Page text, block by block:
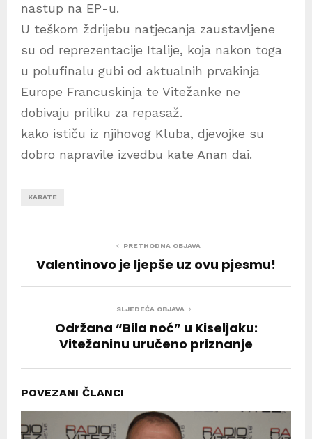
nastup na EP-u.
U teškom ždrijebu natjecanja zaustavljene
su od reprezentacije Italije, koja nakon toga
u polufinalu gubi od aktualnih prvakinja
Europe Francuskinja te Vitežanke ne
dobivaju priliku za repasaž.
kako ističu iz njihovog Kluba, djevojke su
dobro napravile izvedbu kate Anan dai.
KARATE
PRETHODNA OBJAVA
Valentinovo je ljepše uz ovu pjesmu!
SLJEDEĆA OBJAVA
Održana “Bila noć” u Kiseljaku:
Vitežaninu uručeno priznanje
POVEZANI ČLANCI